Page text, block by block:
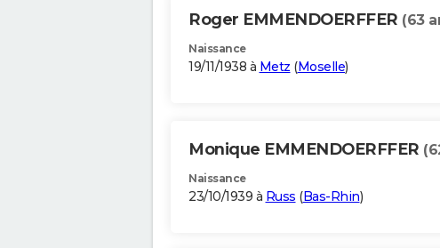
Roger EMMENDOERFFER (63
Naissance
19/11/1938 à Metz (Moselle)
Monique EMMENDOERFFER
Naissance
23/10/1939 à Russ (Bas-Rhin)